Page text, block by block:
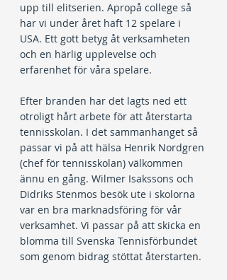
upp till elitserien. Apropå college så
har vi under året haft 12 spelare i
USA. Ett gott betyg åt verksamheten
och en härlig upplevelse och
erfarenhet för våra spelare.
Efter branden har det lagts ned ett
otroligt hårt arbete för att återstarta
tennisskolan. I det sammanhanget så
passar vi på att hälsa Henrik Nordgren
(chef för tennisskolan) välkommen
ännu en gång. Wilmer Isakssons och
Didriks Stenmos besök ute i skolorna
var en bra marknadsföring för vår
verksamhet. Vi passar på att skicka en
blomma till Svenska Tennisförbundet
som genom bidrag stöttat återstarten.